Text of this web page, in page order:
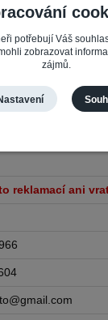
Bohumín
reklamací ani
potřebují Váš
zobrazovat
zájmů.